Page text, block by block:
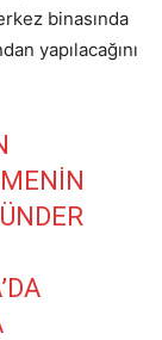
binasında
yapılacağını